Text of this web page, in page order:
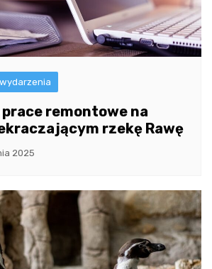
wydarzenia
remontowe na
rzekę Rawę
2025